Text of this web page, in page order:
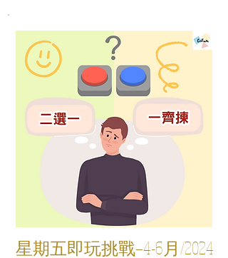
星期五即玩挑戰—4-6月/2024